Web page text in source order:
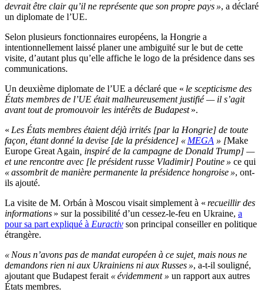
devrait être clair qu’il ne représente que son propre pays », a déclaré
un diplomate de l’UE.
Selon plusieurs fonctionnaires européens, la Hongrie a
intentionnellement laissé planer une ambiguïté sur le but de cette
visite, d’autant plus qu’elle affiche le logo de la présidence dans ses
communications.
Un deuxième diplomate de l’UE a déclaré que « le scepticisme des
États membres de l’UE était malheureusement justifié — il s’agit
avant tout de promouvoir les intérêts de Budapest».
« Les États membres étaient déjà irrités [par la Hongrie] de toute
façon, étant donné la devise [de la présidence] « MEGA » [Make
Europe Great Again , inspiré de la campagne de Donald Trump] —
et une rencontre avec [le président russe Vladimir] Poutine » ce qui
« assombrit de manière permanente la présidence hongroise », ont-
ils ajouté.
La visite de M. Orbán à Moscou visait simplement à « recueillir des
informations » sur la possibilité d’un cessez-le-feu en Ukraine, a
pour sa part expliqué à Euractiv son principal conseiller en politique
étrangère.
« Nous n’avons pas de mandat européen à ce sujet, mais nous ne
demandons rien ni aux Ukrainiens ni aux Russes », a-t-il souligné,
ajoutant que Budapest ferait « évidemment » un rapport aux autres
États membres.